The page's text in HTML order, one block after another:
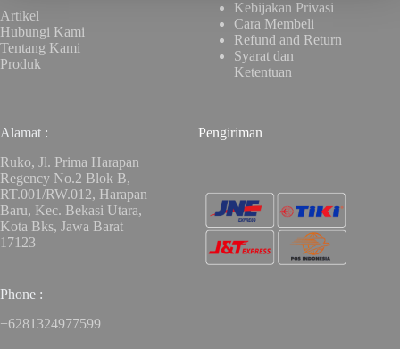
Artikel
Hubungi Kami
Tentang Kami
Produk
Kebijakan Privasi
Cara Membeli
Refund and Return
Syarat dan
Ketentuan
Alamat :
Ruko, Jl. Prima Harapan
Regency No.2 Blok B,
RT.001/RW.012, Harapan
Baru, Kec. Bekasi Utara,
Kota Bks, Jawa Barat
17123
Phone :
+6281324977599
Pengiriman